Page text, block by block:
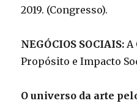
2019. (Congresso).
NEGÓCIOS SOCIAIS:A
Propósito e Impacto
O universo da arte